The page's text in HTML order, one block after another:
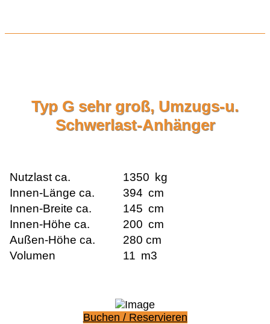
Typ G sehr groß, Umzugs-u.
Schwerlast-Anhänger
Nutzlast ca. 1350 kg
Innen-Länge ca.
394 cm
Innen-Breite ca.
145 cm
Innen-Höhe ca.
200 cm
Außen-Höhe ca.
280 cm
Volumen
11 m3
Buchen / Reservieren